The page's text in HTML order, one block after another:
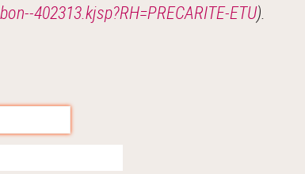
402313.kjsp?RH=PRECARITE-ETU).